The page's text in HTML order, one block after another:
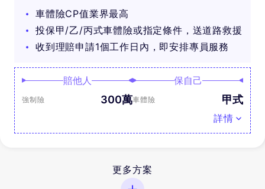
車體險CP值業界最高
投保甲/乙/丙式車體險或指定條件，送道路救援
收到理賠申請1個工作日內，即安排專員服務
賠他人
強制險 300萬
保自己
車體險 甲式
詳情
更多方案